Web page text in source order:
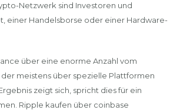
Netzwerk sind Investoren und
einer Handelsborse oder einer Hardware-
über eine enorme Anzahl vom
meistens über spezielle Plattformen
zeigt sich, spricht dies für ein
Ripple kaufen über coinbase